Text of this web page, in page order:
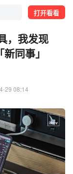
打开看看
，我发现
同事」
4-29 08:14